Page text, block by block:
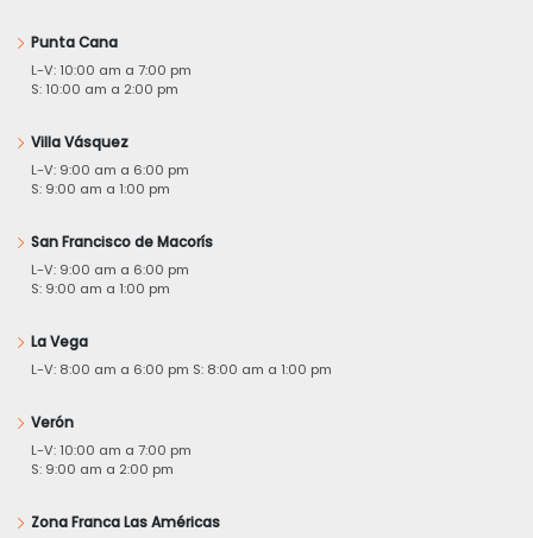
Punta Cana
L-V: 10:00 am a 7:00 pm
S: 10:00 am a 2:00 pm
Villa Vásquez
L-V: 9:00 am a 6:00 pm
S: 9:00 am a 1:00 pm
San Francisco de Macorís
L-V: 9:00 am a 6:00 pm
S: 9:00 am a 1:00 pm
La Vega
L-V: 8:00 am a 6:00 pm S: 8:00 am a 1:00 pm
Verón
L-V: 10:00 am a 7:00 pm
S: 9:00 am a 2:00 pm
Zona Franca Las Américas